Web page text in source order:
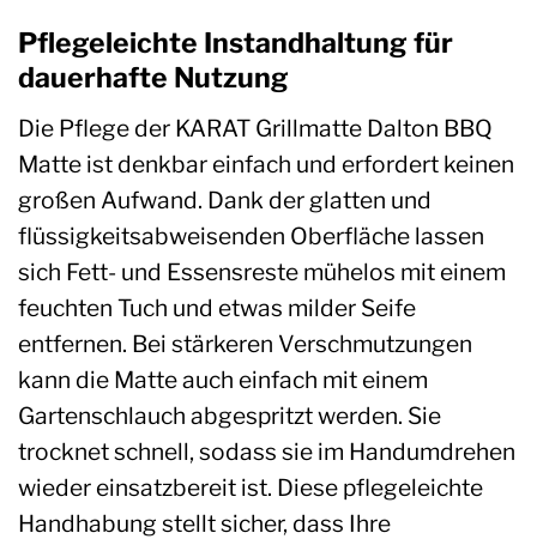
Pflegeleichte Instandhaltung für
dauerhafte Nutzung
Die Pflege der KARAT Grillmatte Dalton BBQ
Matte ist denkbar einfach und erfordert keinen
großen Aufwand. Dank der glatten und
flüssigkeitsabweisenden Oberfläche lassen
sich Fett- und Essensreste mühelos mit einem
feuchten Tuch und etwas milder Seife
entfernen. Bei stärkeren Verschmutzungen
kann die Matte auch einfach mit einem
Gartenschlauch abgespritzt werden. Sie
trocknet schnell, sodass sie im Handumdrehen
wieder einsatzbereit ist. Diese pflegeleichte
Handhabung stellt sicher, dass Ihre